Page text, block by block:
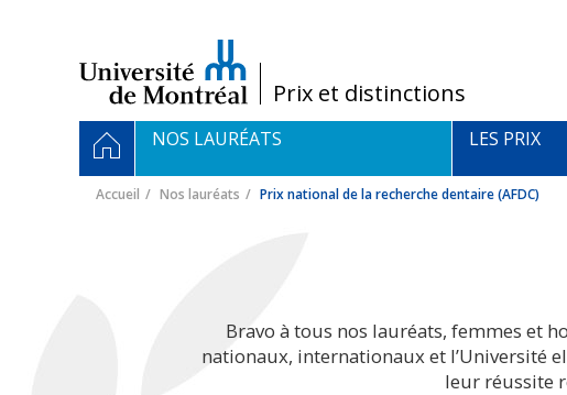
/Prix et distinctions
Navigation
principale
ACCUEIL
NOS LAURÉATS LES PRIX
Accueil Nos lauréats Prix national de la recherche dentaire (AFDC)
Bravo à tous nos lauréats, femmes et
nationaux, internationaux et l’Université
leur réussite